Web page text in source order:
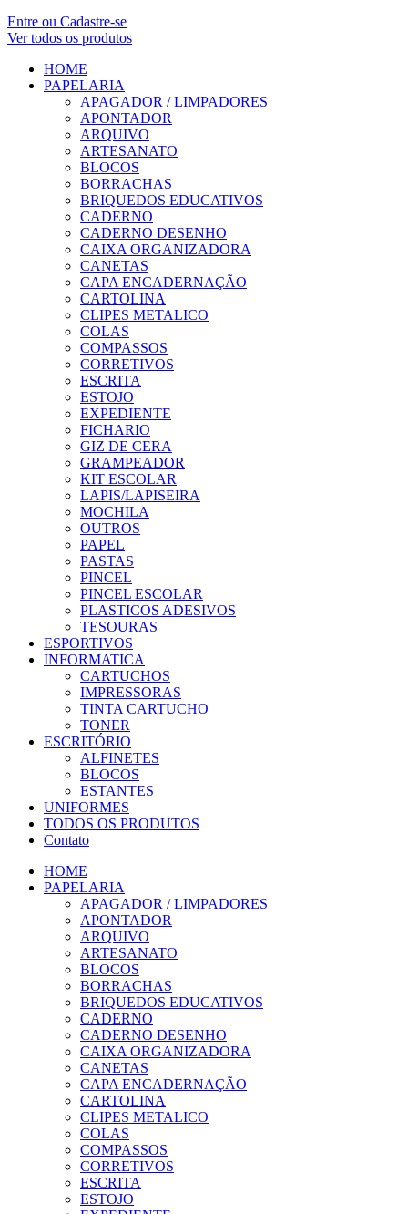
Entre ou Cadastre-se
Ver todos os produtos
HOME
PAPELARIA
APAGADOR / LIMPADORES
APONTADOR
ARQUIVO
ARTESANATO
BLOCOS
BORRACHAS
BRIQUEDOS EDUCATIVOS
CADERNO
CADERNO DESENHO
CAIXA ORGANIZADORA
CANETAS
CAPA ENCADERNAÇÃO
CARTOLINA
CLIPES METALICO
COLAS
COMPASSOS
CORRETIVOS
ESCRITA
ESTOJO
EXPEDIENTE
FICHARIO
GIZ DE CERA
GRAMPEADOR
KIT ESCOLAR
LAPIS/LAPISEIRA
MOCHILA
OUTROS
PAPEL
PASTAS
PINCEL
PINCEL ESCOLAR
PLASTICOS ADESIVOS
TESOURAS
ESPORTIVOS
INFORMATICA
CARTUCHOS
IMPRESSORAS
TINTA CARTUCHO
TONER
ESCRITÓRIO
ALFINETES
BLOCOS
ESTANTES
UNIFORMES
TODOS OS PRODUTOS
Contato
HOME
PAPELARIA
APAGADOR / LIMPADORES
APONTADOR
ARQUIVO
ARTESANATO
BLOCOS
BORRACHAS
BRIQUEDOS EDUCATIVOS
CADERNO
CADERNO DESENHO
CAIXA ORGANIZADORA
CANETAS
CAPA ENCADERNAÇÃO
CARTOLINA
CLIPES METALICO
COLAS
COMPASSOS
CORRETIVOS
ESCRITA
ESTOJO